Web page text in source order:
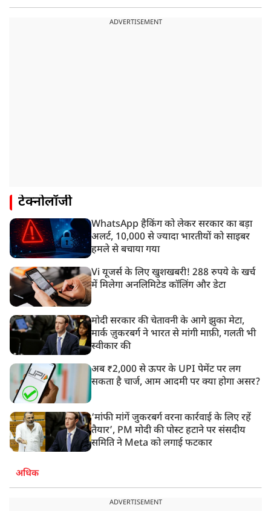
ADVERTISEMENT
टेक्नोलॉजी
WhatsApp हैकिंग को लेकर सरकार का बड़ा
अलर्ट, 10,000 से ज्यादा भारतीयों को साइबर
हमले से बचाया गया
Vi यूजर्स के लिए खुशखबरी! 288 रुपये के खर्च
में मिलेगा अनलिमिटेड कॉलिंग और डेटा
मोदी सरकार की चेतावनी के आगे झुका मेटा,
मार्क ज़ुकरबर्ग ने भारत से मांगी माफ़ी, गलती भी
स्वीकार की
अब ₹2,000 से ऊपर के UPI पेमेंट पर लग
सकता है चार्ज, आम आदमी पर क्या होगा असर?
‘मांफी मांगें जुकरबर्ग वरना कार्रवाई के लिए रहें
तैयार’, PM मोदी की पोस्ट हटाने पर संसदीय
समिति ने Meta को लगाई फटकार
अधिक
ADVERTISEMENT